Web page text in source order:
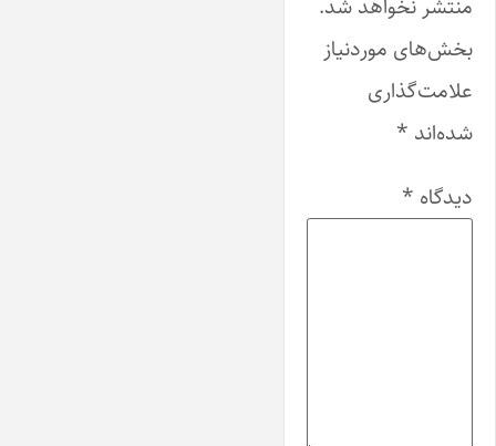
منتشر نخواهد شد.
بخش‌های موردنیاز
علامت‌گذاری
شده‌اند *
دیدگاه *